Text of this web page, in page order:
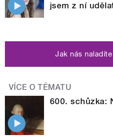
jsem z ní
Jak nás
VÍCE O TÉMATU
600. schůzka: